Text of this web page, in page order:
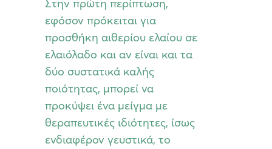
Στην πρώτη περίπτωση,
εφόσον πρόκειται για
προσθήκη αιθερίου ελαίου σε
ελαιόλαδο και αν είναι και τα
δύο συστατικά καλής
ποιότητας, μπορεί να
προκύψει ένα μείγμα με
θεραπευτικές ιδιότητες, ίσως
ενδιαφέρον γευστικά, το